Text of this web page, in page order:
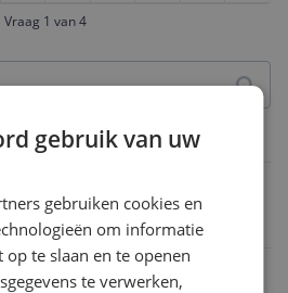
kenmerken
Vraag 1 van 4
gebruik van uw
gebruiken cookies en
om informatie
op te slaan en te openen
te verwerken,